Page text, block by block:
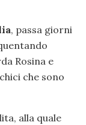
, passa giorni
Rosina e
che sono
alla quale